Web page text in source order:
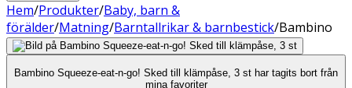
Hem/Produkter/Baby, barn &
förälder/Matning/Barntallrikar & barnbestick/Bambino
Bambino Squeeze-eat-n-go! Sked till klämpåse, 3 st har tagits bort från
mina favoriter